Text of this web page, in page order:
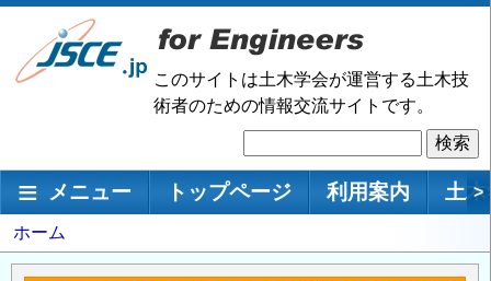
メ
ン
移
このサイトは土木学会が運営する土木技
術者のための情報交流サイトです。
索
メインナビゲーション
メニュー トップページ 利用案内 土 >
パ
ン
ホーム